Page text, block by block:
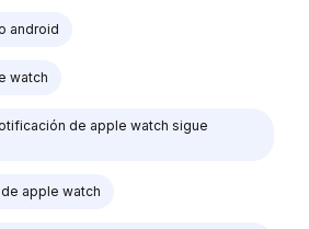
android
watch
de apple watch sigue
apple watch